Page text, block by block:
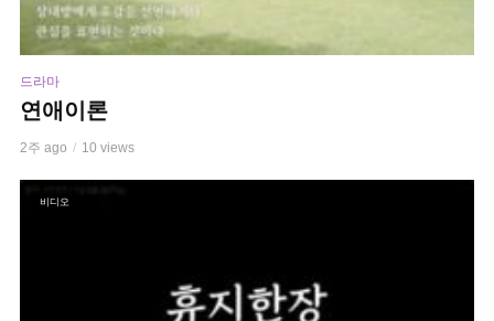
드라마
연애이론
2주 ago 10 views
비디오